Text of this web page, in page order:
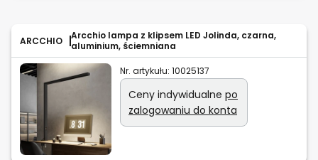
ARCCHIO
Arcchio lampa z klipsem LED Jolinda, czarna,
aluminium, ściemniana
Nr. artykułu: 10025137
Ceny indywidualne po
zalogowaniu do konta